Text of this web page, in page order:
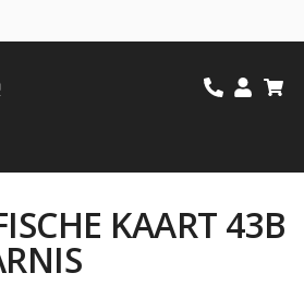
KAART 43B